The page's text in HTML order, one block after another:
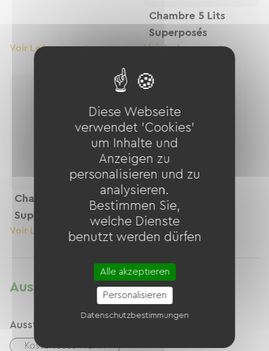
Voir Le Logement
Chambre 5 Lits
Superposés
Voir Le Logement
Chambre 6 Lits
Superposés
Voir Le Logement
Ausstattung
Ausstattung
Kostenloses WLAN
Diese Webseite
verwendet 'Cookies'
um Inhalte und
Anzeigen zu
personalisieren und zu
analysieren.
Bestimmen Sie,
welche Dienste
benutzt werden dürfen
Alle akzeptieren
Personalisieren
Datenschutzbestimmungen